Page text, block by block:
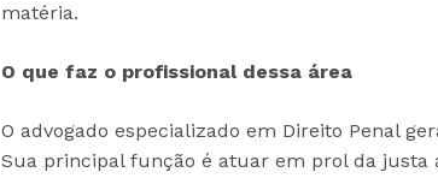
matéria.
O que faz o profissional dessa área
O advogado especializado em Direito Penal
Sua principal função é atuar em prol da justa